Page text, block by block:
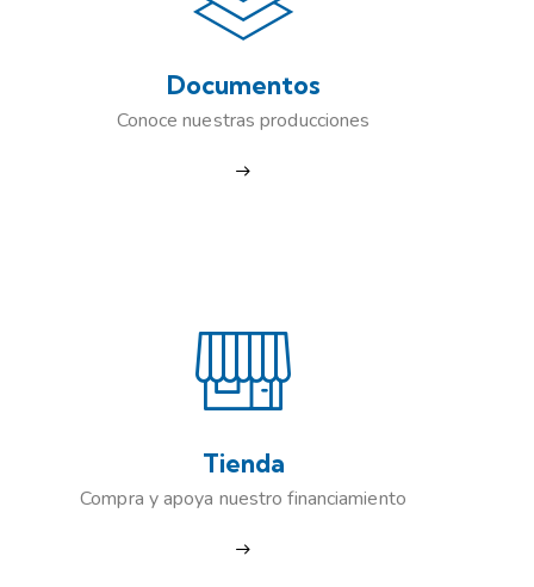
Documentos
Conoce nuestras producciones
Tienda
Compra y apoya nuestro financiamiento